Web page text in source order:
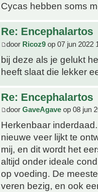
Cycas hebben soms
Re: Encephalartos
door Ricoz9 op 07 jun 2022
bij deze als je gelukt
heeft slaat die lekker
Re: Encephalartos
door GaveAgave op 08 jun
Herkenbaar
nieuwe veer lijkt te
mij, en dit wordt het
altijd onder ideale
op voeding. De
veren bezig, en ook